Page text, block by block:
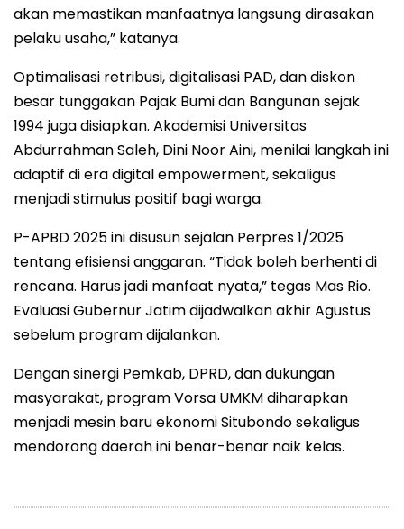
akan memastikan manfaatnya langsung dirasakan
pelaku usaha,” katanya.
Optimalisasi retribusi, digitalisasi PAD, dan diskon
besar tunggakan Pajak Bumi dan Bangunan sejak
1994 juga disiapkan. Akademisi Universitas
Abdurrahman Saleh, Dini Noor Aini, menilai langkah ini
adaptif di era digital empowerment, sekaligus
menjadi stimulus positif bagi warga.
P-APBD 2025 ini disusun sejalan Perpres 1/2025
tentang efisiensi anggaran. “Tidak boleh berhenti di
rencana. Harus jadi manfaat nyata,” tegas Mas Rio.
Evaluasi Gubernur Jatim dijadwalkan akhir Agustus
sebelum program dijalankan.
Dengan sinergi Pemkab, DPRD, dan dukungan
masyarakat, program Vorsa UMKM diharapkan
menjadi mesin baru ekonomi Situbondo sekaligus
mendorong daerah ini benar-benar naik kelas.